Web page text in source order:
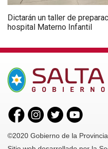
Dictarán un taller de
hospital Materno Infantil
©2020 Gobierno de la